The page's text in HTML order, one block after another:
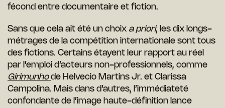
fécond entre documentaire et fiction.
Sans que cela ait été un choix a priori, les dix longs-
métrages de la compétition internationale sont tous
des fictions. Certains étayent leur rapport au réel
par l’emploi d’acteurs non-professionnels, comme
Girimunhode Helvecio Martins Jr. et Clarissa
Campolina. Mais dans d’autres, l’immédiateté
confondante de l’image haute-définition lance